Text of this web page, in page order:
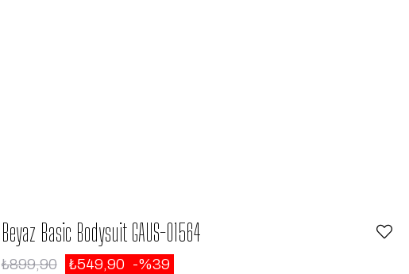
Beyaz Basic Bodysuit GAUS-01564
₺899,90 ₺549,90 39